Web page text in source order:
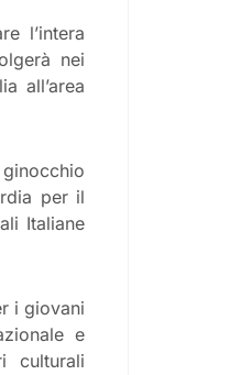
l’intera
nei
all’area
per il
Italiane
i giovani
e
culturali